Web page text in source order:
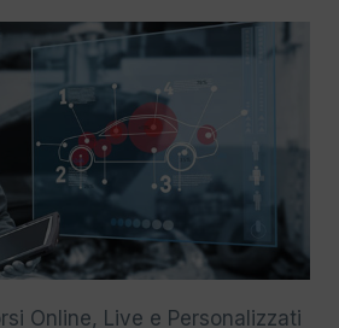
Online, Live e Personalizzati